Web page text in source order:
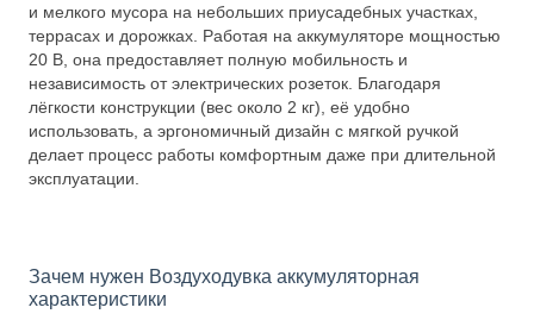
и мелкого мусора на небольших приусадебных участках,
террасах и дорожках. Работая на аккумуляторе мощностью
20 В, она предоставляет полную мобильность и
независимость от электрических розеток. Благодаря
лёгкости конструкции (вес около 2 кг), её удобно
использовать, а эргономичный дизайн с мягкой ручкой
делает процесс работы комфортным даже при длительной
эксплуатации.
Зачем нужен Воздуходувка аккумуляторная
характеристики